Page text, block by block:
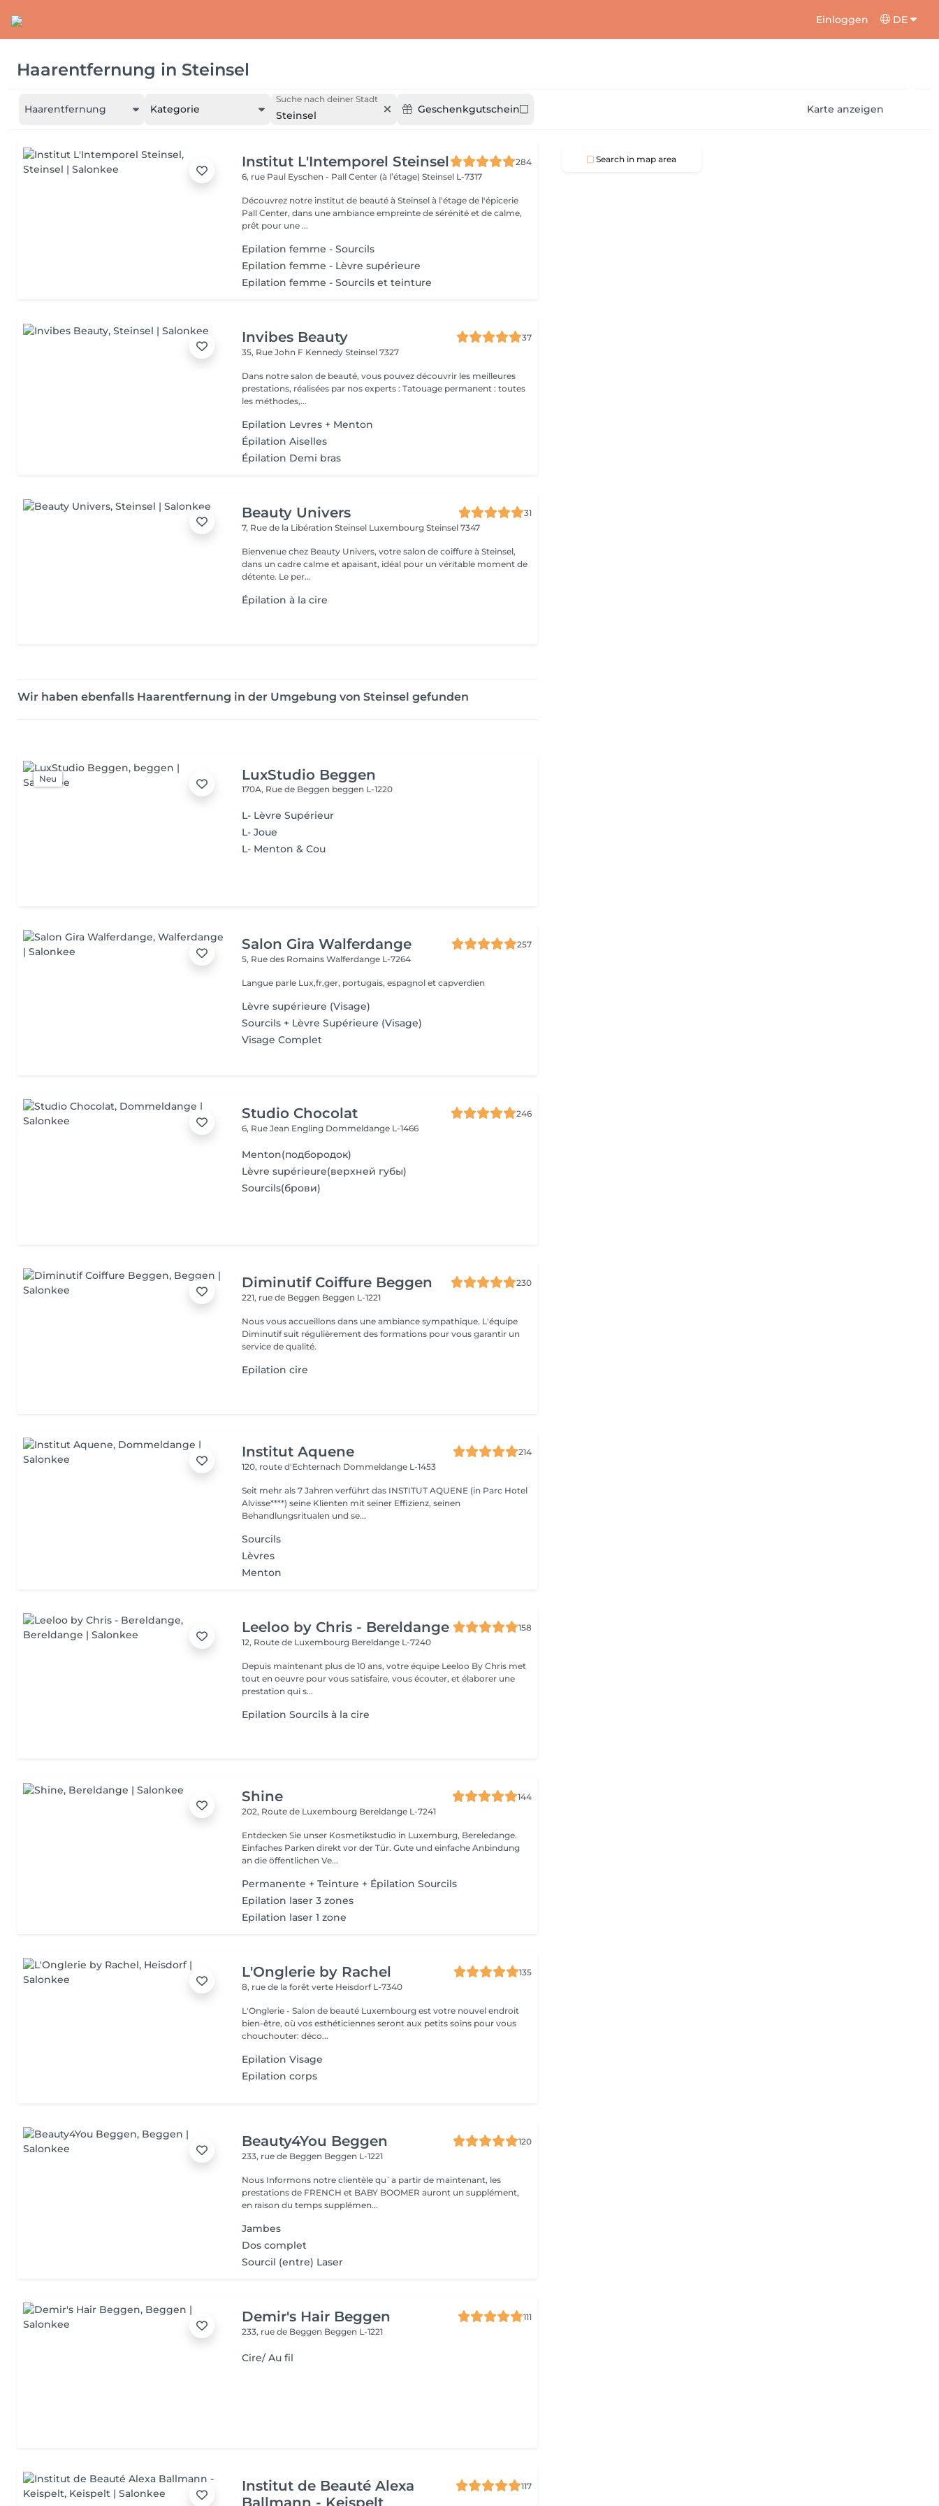
Einloggen DE
Haarentfernung in Steinsel
Haarentfernung Kategorie
Suche nach deiner Stadt
Steinsel Geschenkgutschein Karte anzeigen
Institut L'Intemporel Steinsel
284
6, rue Paul Eyschen - Pall Center (à l’étage)Steinsel L-7317
Découvrez notre institut de beauté à Steinsel à l'étage de l'épicerie
Pall Center, dans une ambiance empreinte de sérénité et de calme,
prêt pour une ...
Epilation femme - Sourcils
Epilation femme - Lèvre supérieure
Epilation femme - Sourcils et teinture
Invibes Beauty
37
35, Rue John F KennedySteinsel 7327
Dans notre salon de beauté, vous pouvez découvrir les meilleures
prestations, réalisées par nos experts : Tatouage permanent : toutes
les méthodes,...
Epilation Levres + Menton
Épilation Aiselles
Épilation Demi bras
Beauty Univers
31
7, Rue de la Libération Steinsel LuxembourgSteinsel 7347
Bienvenue chez Beauty Univers, votre salon de coiffure à Steinsel,
dans un cadre calme et apaisant, idéal pour un véritable moment de
détente. Le per...
Épilation à la cire
Wir haben ebenfalls Haarentfernung in der Umgebung von Steinsel gefunden
Neu LuxStudio Beggen
170A, Rue de Beggen beggen L-1220
L- Lèvre Supérieur
L- Joue
L- Menton & Cou
Salon Gira Walferdange
257
5, Rue des RomainsWalferdange L-7264
Langue parle Lux,fr,ger, portugais, espagnol et capverdien
Lèvre supérieure (Visage)
Sourcils + Lèvre Supérieure (Visage)
Visage Complet
Studio Chocolat
246
6, Rue Jean Engling Dommeldange L-1466
Menton(подбородок)
Lèvre supérieure(верхней губы)
Sourcils(брови)
Diminutif Coiffure Beggen
230
221, rue de Beggen Beggen L-1221
Nous vous accueillons dans une ambiance sympathique. L'équipe
Diminutif suit régulièrement des formations pour vous garantir un
service de qualité.
Epilation cire
Institut Aquene
214
120, route d'Echternach Dommeldange L-1453
Seit mehr als 7 Jahren verführt das INSTITUT AQUENE (in Parc Hotel
Alvisse****) seine Klienten mit seiner Effizienz, seinen
Behandlungsritualen und se...
Sourcils
Lèvres
Menton
Leeloo by Chris - Bereldange
158
12, Route de Luxembourg Bereldange L-7240
Depuis maintenant plus de 10 ans, votre équipe Leeloo By Chris met
tout en oeuvre pour vous satisfaire, vous écouter, et élaborer une
prestation qui s...
Epilation Sourcils à la cire
Shine
144
202, Route de Luxembourg Bereldange L-7241
Entdecken Sie unser Kosmetikstudio in Luxemburg, Bereledange.
Einfaches Parken direkt vor der Tür. Gute und einfache Anbindung
an die öffentlichen Ve...
Permanente + Teinture + Épilation Sourcils
Epilation laser 3 zones
Epilation laser 1 zone
L'Onglerie by Rachel
135
8, rue de la forêt verte Heisdorf L-7340
L'Onglerie - Salon de beauté Luxembourg est votre nouvel endroit
bien-être, où vos esthéticiennes seront aux petits soins pour vous
chouchouter: déco...
Epilation Visage
Epilation corps
Beauty4You Beggen
120
233, rue de Beggen Beggen L-1221
Nous Informons notre clientèle qu`a partir de maintenant, les
prestations de FRENCH et BABY BOOMER auront un supplément,
en raison du temps supplémen...
Jambes
Dos complet
Sourcil (entre) Laser
Demir's Hair Beggen
111
233, rue de Beggen Beggen L-1221
Cire/ Au fil
Institut de Beauté Alexa
Ballmann - Keispelt
117
Search in map area